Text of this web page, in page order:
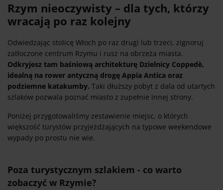
Rzym nieoczywisty – dla tych, którzy
wracają po raz kolejny
Odwiedzając stolicę Włoch po raz drugi lub trzeci, zignoruj
zatłoczone centrum Rzymu i rusz na obrzeża miasta.
Odkryjesz tam baśniową architekturę Dzielnicy Coppedè,
idealną na rower antyczną drogę Appia Antica oraz
podziemne katakumby. Taki dłuższy pobyt z dala od utartych
szlaków pozwala poznać miasto z zupełnie innej strony.
Poniżej przygotowaliśmy zestawienie miejsc, o których
większość turystów przyjeżdżających na typowe weekendowe
wypady po prostu nie wie.
Poza turystycznym szlakiem - co warto
zobaczyć w Rzymie?